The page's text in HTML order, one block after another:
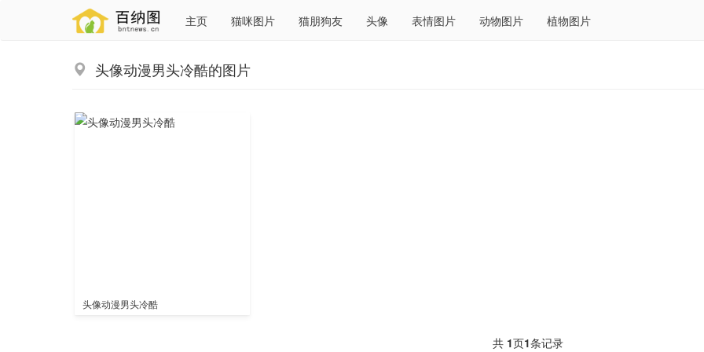
主页 猫咪图片 猫朋狗友 头像 表情图片 动物图片 植物图片
头像动漫男头冷酷的图片
头像动漫男头冷酷
共 1页1条记录